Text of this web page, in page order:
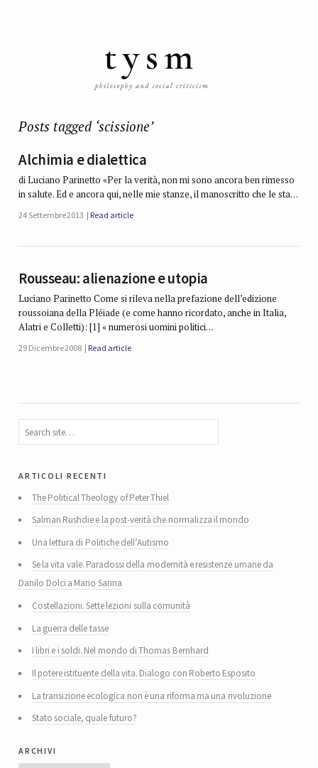
Posts tagged ‘scissione’
Alchimia e dialettica
di Luciano Parinetto «Per la verità, non mi sono ancora ben rimesso
in salute. Ed e ancora qui, nelle mie stanze, il manoscritto che le sta…
24 Settembre 2013 Read article
Rousseau: alienazione e utopia
Luciano Parinetto Come si rileva nella prefazione dell’edizione
roussoiana della Pléiade (e come hanno ricordato, anche in Italia,
Alatri e Colletti): [1] « numerosi uomini politici…
29 Dicembre 2008 Read article
articoli recenti
The Political Theology of Peter Thiel
Salman Rushdie e la post-verità che normalizza il mondo
Una lettura di Politiche dell’Autismo
Se la vita vale. Paradossi della modernità e resistenze umane da
Danilo Dolci a Mario Sanna
Costellazioni. Sette lezioni sulla comunità
La guerra delle tasse
I libri e i soldi. Nel mondo di Thomas Bernhard
Il potere istituente della vita. Dialogo con Roberto Esposito
La transizione ecologica non è una riforma ma una rivoluzione
Stato sociale, quale futuro?
archivi